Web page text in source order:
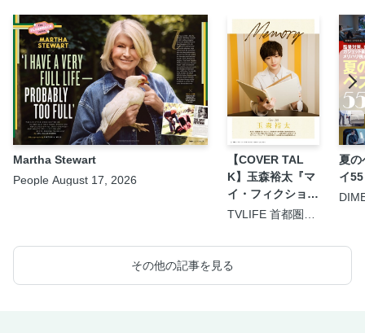
Martha Stewart
People August 17, 2026
【COVER TAL
K】玉森裕太『マ
イ・フィクショ
ン』
TVLIFE 首都圏版
夏の
イ55
その他の記事を見る